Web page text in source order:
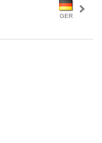
GER